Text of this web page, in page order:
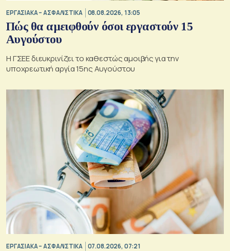
ΕΡΓΑΣΙΑΚΑ – ΑΣΦΑΛΙΣΤΙΚΑ 08.08.2026, 13:05
Πώς θα αμειφθούν όσοι εργαστούν 15
Αυγούστου
Η ΓΣΕΕ διευκρινίζει το καθεστώς αμοιβής για την
υποχρεωτική αργία 15ης Αυγούστου
ΕΡΓΑΣΙΑΚΑ – ΑΣΦΑΛΙΣΤΙΚΑ 07.08.2026, 07:21